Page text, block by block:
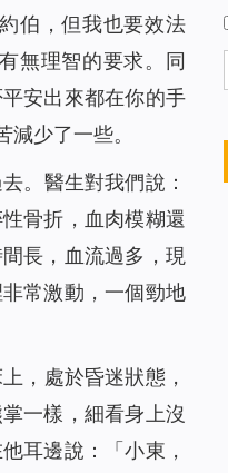
伯，但我也要效法
無理智的要求。同
安出來都在你的手
少了一些。
。醫生對我們說：
骨折，血肉模糊還
長，血流過多，現
常激動，一個勁地
，處於昏迷狀態，
一樣，細看身上沒
耳邊說：「小東，